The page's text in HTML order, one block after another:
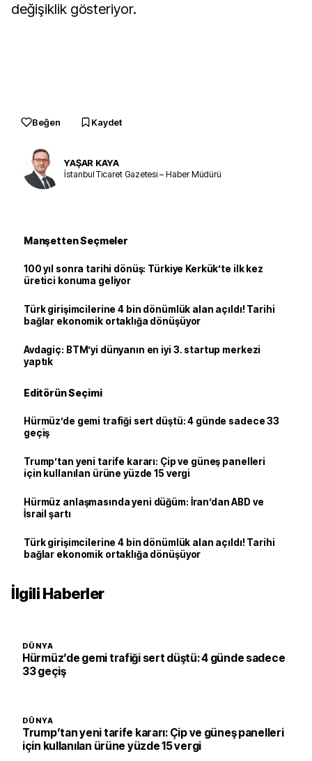
değişiklik gösteriyor.
Beğen Kaydet
YAŞAR KAYA
İstanbul Ticaret Gazetesi – Haber Müdürü
Manşetten Seçmeler
100 yıl sonra tarihi dönüş: Türkiye Kerkük’te ilk kez
üretici konuma geliyor
Türk girişimcilerine 4 bin dönümlük alan açıldı! Tarihi
bağlar ekonomik ortaklığa dönüşüyor
Avdagiç: BTM’yi dünyanın en iyi 3. startup merkezi
yaptık
Editörün Seçimi
Hürmüz’de gemi trafiği sert düştü: 4 günde sadece 33
geçiş
Trump’tan yeni tarife kararı: Çip ve güneş panelleri
için kullanılan ürüne yüzde 15 vergi
Hürmüz anlaşmasında yeni düğüm: İran’dan ABD ve
İsrail şartı
Türk girişimcilerine 4 bin dönümlük alan açıldı! Tarihi
bağlar ekonomik ortaklığa dönüşüyor
İlgili Haberler
DÜNYA
Hürmüz’de gemi trafiği sert düştü: 4 günde sadece
33 geçiş
DÜNYA
Trump’tan yeni tarife kararı: Çip ve güneş panelleri
için kullanılan ürüne yüzde 15 vergi